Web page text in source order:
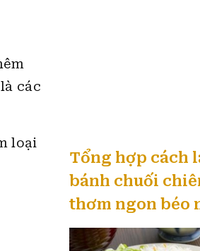
các
loại
Tổng hợp cách
bánh chuối
thơm ngon béo
nhà 08 / 2026